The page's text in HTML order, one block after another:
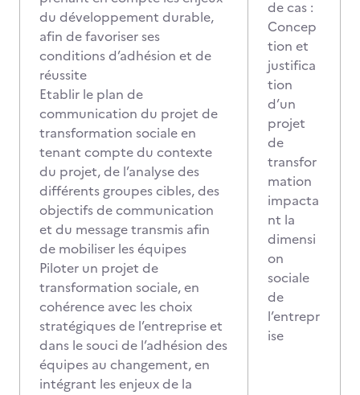
du développement durable,
afin de favoriser ses
conditions d’adhésion et de
réussite
Etablir le plan de
communication du projet de
transformation sociale en
tenant compte du contexte
du projet, de l’analyse des
différents groupes cibles, des
objectifs de communication
et du message transmis afin
de mobiliser les équipes
Piloter un projet de
transformation sociale, en
cohérence avec les choix
stratégiques de l’entreprise et
dans le souci de l’adhésion des
équipes au changement, en
intégrant les enjeux de la
de cas :
Concep
tion et
justifica
tion
d’un
projet
de
transfor
mation
impacta
nt la
dimensi
on
sociale
de
l’entrepr
ise